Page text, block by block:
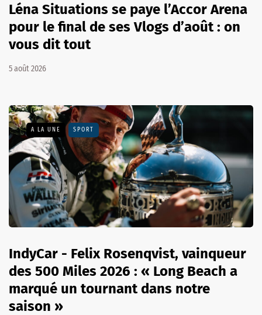
Léna Situations se paye l’Accor Arena
pour le final de ses Vlogs d’août : on
vous dit tout
5 août 2026
A LA UNE SPORT
IndyCar - Felix Rosenqvist, vainqueur
des 500 Miles 2026 : « Long Beach a
marqué un tournant dans notre
saison »